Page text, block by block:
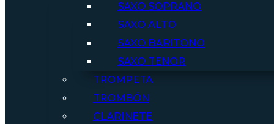
SAXO SOPRANO
SAXO ALTO
SAXO BARITONO
SAXO TENOR
TROMPETA
TROMBÓN
CLARINETE